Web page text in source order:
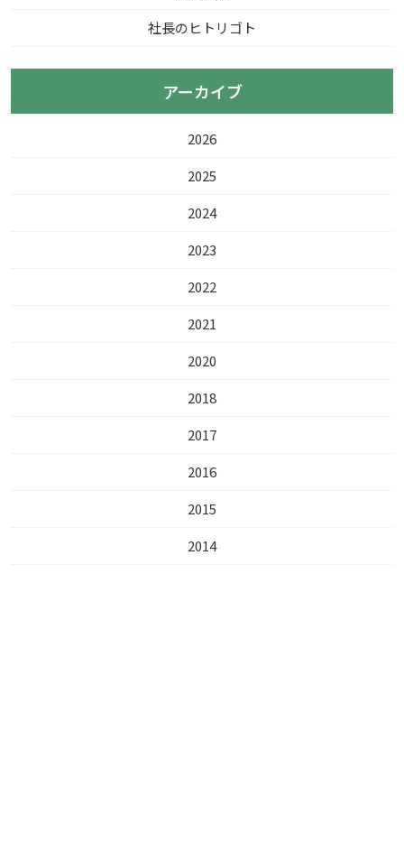
社長のヒトリゴト
アーカイブ
2026
2025
2024
2023
2022
2021
2020
2018
2017
2016
2015
2014